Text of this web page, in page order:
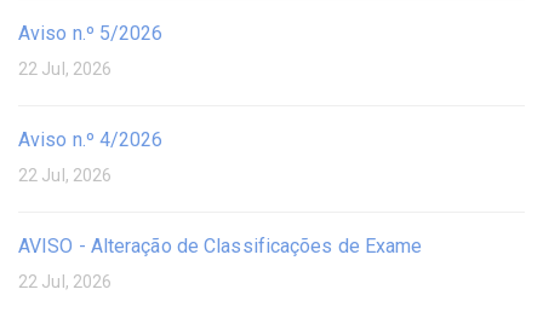
Aviso n.º 5/2026
22 Jul, 2026
Aviso n.º 4/2026
22 Jul, 2026
AVISO - Alteração de Classificações de Exame
22 Jul, 2026